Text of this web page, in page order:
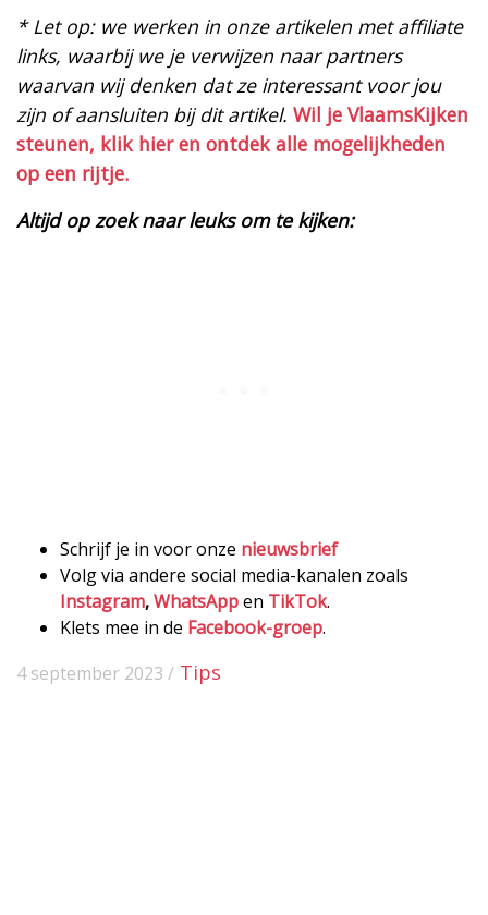
* Let op: we werken in onze artikelen met affiliate
links, waarbij we je verwijzen naar partners
waarvan wij denken dat ze interessant voor jou
zijn of aansluiten bij dit artikel. Wil je VlaamsKijken
steunen, klik hier en ontdek alle mogelijkheden
op een rijtje.
Altijd op zoek naar leuks om te kijken:
Schrijf je in voor onze nieuwsbrief
Volg via andere social media-kanalen zoals
Instagram,WhatsAppen TikTok.
Klets mee in de Facebook-groep.
4 september 2023 / Tips